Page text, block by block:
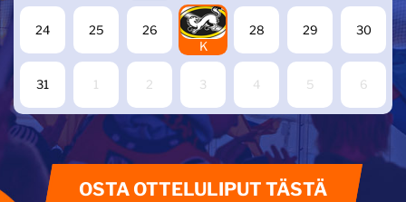
24 25 26
27
K
28 29 30
31 1 2 3 4 5 6
OSTA OTTELULIPUT TÄSTÄ